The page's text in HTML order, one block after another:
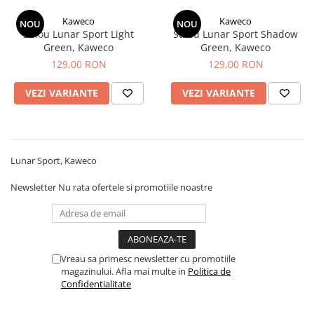
Lamy
Montblanc
Montegrappa
Monteverde USA
Namiki
Pilot
Custom 743
Hammered Sterling Silver
Porsche Design
Multipen
Creioane Grafit
Ultima ocazie
Etuiuri
Tocuri
Seturi Neo Slim
Seturi Hexo
Seturi Essentio
Seturi Grip 2010 & 2011
Seturi Poly
Seturi Pelikan
Seturi Pelikan Classic
Seturi Pelikan Jazz
Seturi Pro Gear Sailor
Seturi Leman
Seturi Ecridor
Pensule
Accesorii pentru Artisti
Creioane Tehnice
Ascutitori
Radiere Arta si Grafica
Mecanism Creion Mecanic
Rezerva Radiera Creion Mecanic
NOU Kaweco
Stilou Lunar Sport Light
Green, Kaweco
129,00 RON
VEZI VARIANTE
NOU Kaweco
Stilou Lunar Sport Shadow
Green, Kaweco
129,00 RON
VEZI VARIANTE
Lunar Sport, Kaweco
Newsletter Nu rata ofertele si promotiile noastre
Vreau sa primesc newsletter cu promotiile
magazinului. Afla mai multe in Politica de
Confidentialitate